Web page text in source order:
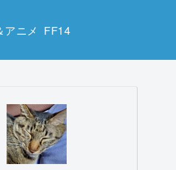
アニメ FF14